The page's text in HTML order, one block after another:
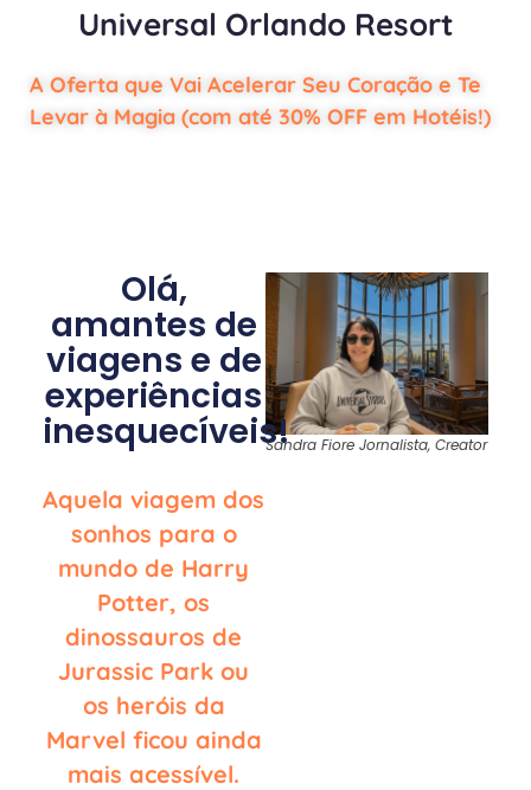
Universal Orlando Resort
A Oferta que Vai Acelerar Seu Coração e Te
Levar à Magia (com até 30% OFF em Hotéis!)
Sandra Fiore Jornalista, Creator
Olá,
amantes de
viagens e de
experiências
inesquecíveis!
Aquela viagem dos
sonhos para o
mundo de Harry
Potter, os
dinossauros de
Jurassic Park ou
os heróis da
Marvel ficou ainda
mais acessível.